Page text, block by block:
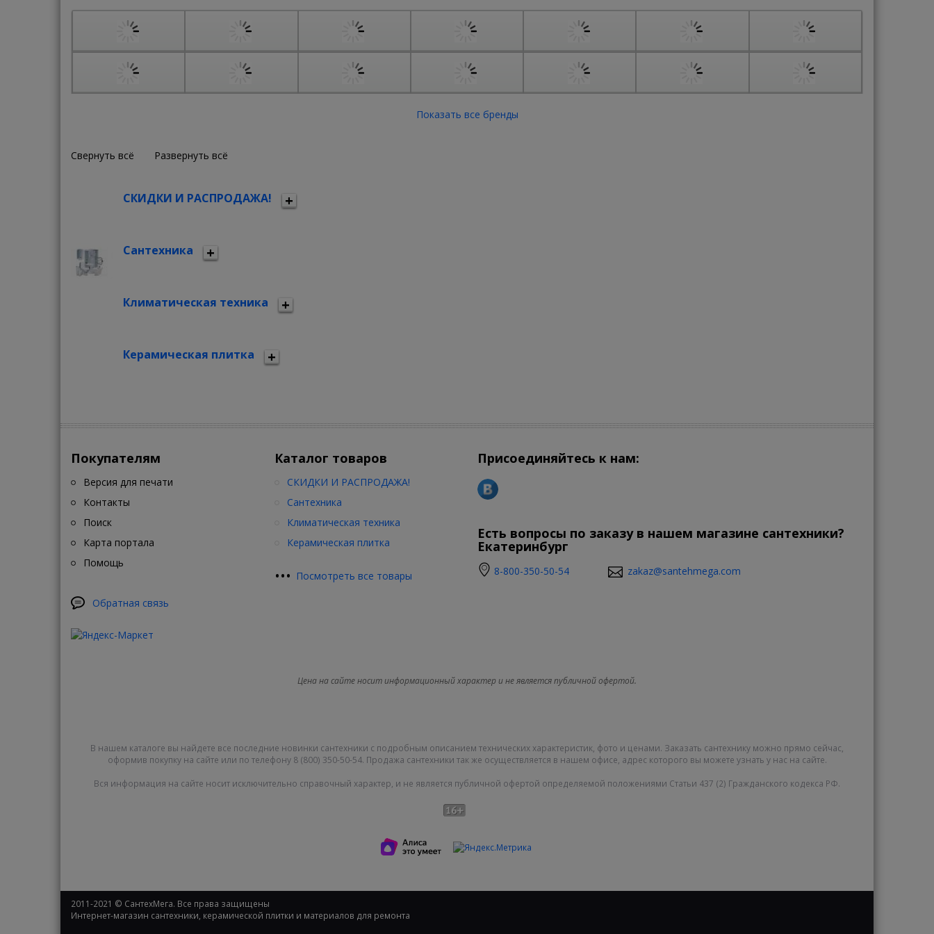
Свернуть всё Развернуть всё
СКИДКИ И РАСПРОДАЖА!
Сантехника
Климатическая техника
Керамическая плитка
Покупателям
Версия для печати
Контакты
Поиск
Карта портала
Помощь
Обратная связь
Каталог товаров
СКИДКИ И РАСПРОДАЖА!
Сантехника
Климатическая техника
Керамическая плитка
••• Посмотреть все товары
Присоединяйтесь к нам:
Есть вопросы по заказу в нашем магазине сантехники?
Екатеринбург
8-800-350-50-54 zakaz@santehmega.com
Цена на сайте носит информационный характер и не является публичной офертой.
В нашем каталоге вы найдете все последние новинки сантехники с подробным описанием технических характеристик, фото и ценами. Заказать сантехнику можно прямо сейчас,
оформив покупку на сайте или по телефону 8 (800) 350-50-54. Продажа сантехники так же осуществляется в нашем офисе, адрес которого вы можете узнать у нас на сайте.
Вся информация на сайте носит исключительно справочный характер, и не является публичной офертой определяемой положениями Статьи 437 (2) Гражданского кодекса РФ.
2011-2021 © СантехМега. Все права защищены
Интернет-магазин сантехники, керамической плитки и материалов для ремонта